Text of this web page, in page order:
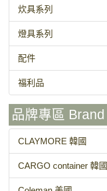
炊具系列
燈具系列
配件
福利品
品牌專區 Brand
CLAYMORE 韓國
CARGO container 韓國